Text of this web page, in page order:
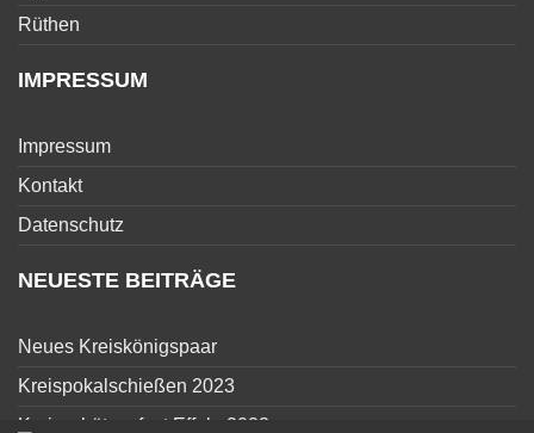
Rüthen
IMPRESSUM
Impressum
Kontakt
Datenschutz
NEUESTE BEITRÄGE
Neues Kreiskönigspaar
Kreispokalschießen 2023
Kreisschützenfest Effeln 2023